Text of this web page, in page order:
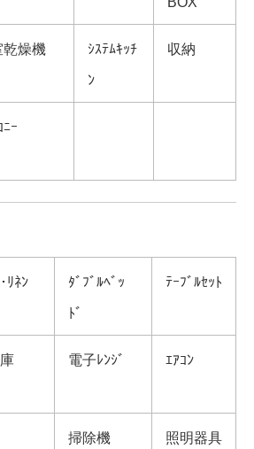
乾燥機 ｼｽﾃﾑｷｯﾁ
ﾝ
収納
ﾆｰ
ﾘﾈﾝ ﾀﾞﾌﾞﾙﾍﾞｯ
ﾄﾞ
ﾃｰﾌﾞﾙｾｯﾄ
電子ﾚﾝｼﾞ ｴｱｺﾝ
掃除機 照明器具